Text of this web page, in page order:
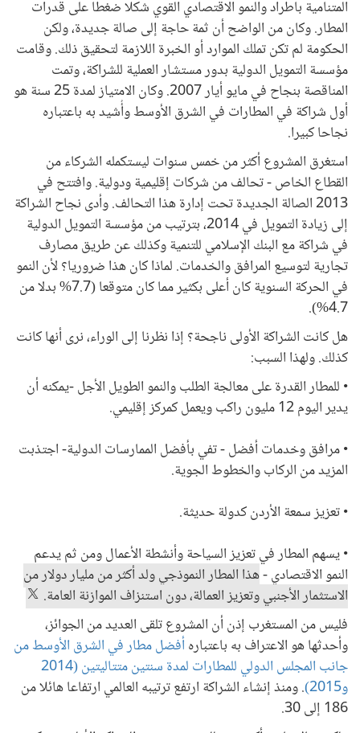
المتنامية باطراد والنمو الاقتصادي القوي شكلا ضغطا على قدرات
المطار. وكان من الواضح أن ثمة حاجة إلى صالة جديدة، ولكن
الحكومة لم تكن تملك الموارد أو الخبرة اللازمة لتحقيق ذلك. وقامت
مؤسسة التمويل الدولية بدور مستشار العملية للشراكة، وتمت
المناقصة بنجاح في مايو أيار 2007. وكان الامتياز لمدة 25 سنة هو
أول شراكة في المطارات في الشرق الأوسط وأُشيد به باعتباره
نجاحا كبيرا.
استغرق المشروع أكثر من خمس سنوات ليستكمله الشركاء من
القطاع الخاص - تحالف من شركات إقليمية ودولية. وافتتح في
2013 الصالة الجديدة تحت إدارة هذا التحالف. وأدى نجاح الشراكة
إلى زيادة التمويل في 2014، بترتيب من مؤسسة التمويل الدولية
في شراكة مع البنك الإسلامي للتنمية وكذلك عن طريق مصارف
تجارية لتوسيع المرافق والخدمات. لماذا كان هذا ضروريا؟ لأن النمو
في الحركة السنوية كان أعلى بكثير مما كان متوقعا (7.7% بدلا من
4.7%).
هل كانت الشراكة الأولى ناجحة؟ إذا نظرنا إلى الوراء، نرى أنها كانت
كذلك. ولهذا السبب:
• للمطار القدرة على معالجة الطلب والنمو الطويل الأجل -يمكنه أن
يدير اليوم 12 مليون راكب ويعمل كمركز إقليمي.
• مرافق وخدمات أفضل - تفي بأفضل الممارسات الدولية- اجتذبت
المزيد من الركاب والخطوط الجوية.
• تعزيز سمعة الأردن كدولة حديثة.
• يسهم المطار في تعزيز السياحة وأنشطة الأعمال ومن ثم يدعم
النمو الاقتصادي -هذا المطار النموذجي ولد أكثر من مليار دولار من
الاستثمار الأجنبي وتعزيز العمالة، دون استنزاف الموازنة العامة.
فليس من المستغرب إذن أن المشروع تلقى العديد من الجوائز،
وأحدثها هو الاعتراف به باعتباره أفضل مطار في الشرق الأوسط من
جانب المجلس الدولي للمطارات لمدة سنتين متتاليتين (2014
و2015)
. ومنذ إنشاء الشراكة ارتفع ترتيبه العالمي ارتفاعا هائلا من
186 إلى 30.